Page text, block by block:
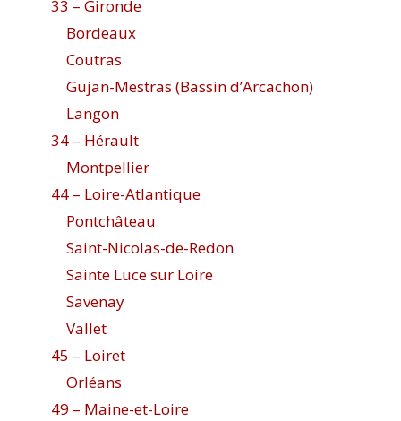
33 – Gironde
Bordeaux
Coutras
Gujan-Mestras (Bassin d’Arcachon)
Langon
34 – Hérault
Montpellier
44 – Loire-Atlantique
Pontchâteau
Saint-Nicolas-de-Redon
Sainte Luce sur Loire
Savenay
Vallet
45 – Loiret
Orléans
49 – Maine-et-Loire